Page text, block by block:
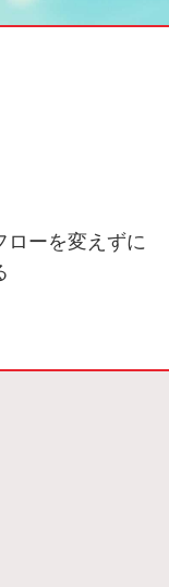
ローを変えずに